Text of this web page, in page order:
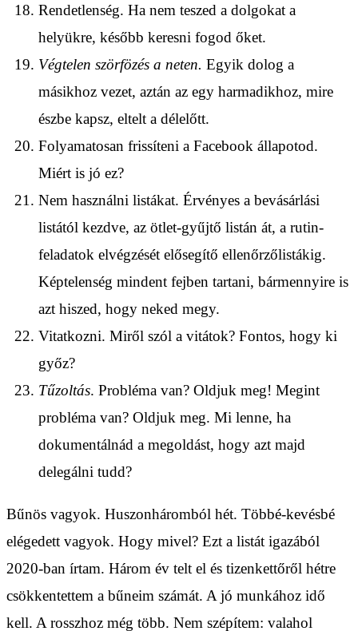
Rendetlenség. Ha nem teszed a dolgokat a
helyükre, később keresni fogod őket.
Végtelen szörfözés a neten. Egyik dolog a
másikhoz vezet, aztán az egy harmadikhoz, mire
észbe kapsz, eltelt a délelőtt.
Folyamatosan frissíteni a Facebook állapotod.
Miért is jó ez?
Nem használni listákat. Érvényes a bevásárlási
listától kezdve, az ötlet-gyűjtő listán át, a rutin-
feladatok elvégzését elősegítő ellenőrzőlistákig.
Képtelenség mindent fejben tartani, bármennyire is
azt hiszed, hogy neked megy.
Vitatkozni. Miről szól a vitátok? Fontos, hogy ki
győz?
Tűzoltás. Probléma van? Oldjuk meg! Megint
probléma van? Oldjuk meg. Mi lenne, ha
dokumentálnád a megoldást, hogy azt majd
delegálni tudd?
Bűnös vagyok. Huszonháromból hét. Többé-kevésbé
elégedett vagyok. Hogy mivel? Ezt a listát igazából
2020-ban írtam. Három év telt el és tizenkettőről hétre
csökkentettem a bűneim számát. A jó munkához idő
kell. A rosszhoz még több. Nem szépítem: valahol